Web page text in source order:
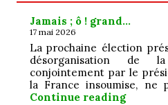
Jamais ; ô ! grand…
17 mai 2026
La prochaine élection
désorganisation de
conjointement par le
la France insoumise,
Continue readingJamais